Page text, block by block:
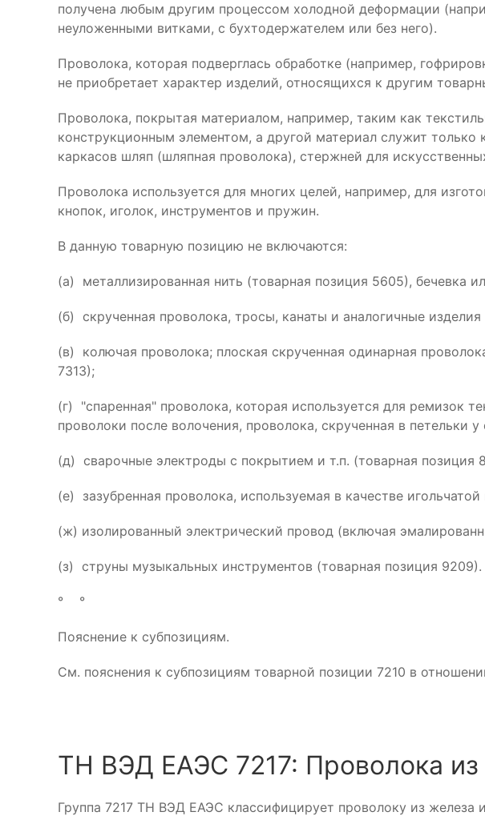
получена любым другим процессом холодной деформации
неуложенными витками, с бухтодержателем или без него).
Проволока, которая подверглась обработке (например,
не приобретает характер изделий, относящихся к другим
Проволока, покрытая материалом, например, таким как
конструкционным элементом, а другой материал служит только
каркасов шляп (шляпная проволока), стержней для
Проволока используется для многих целей, например, для
кнопок, иголок, инструментов и пружин.
В данную товарную позицию не включаются:
(а) металлизированная нить (товарная позиция 5605), бечевка
(б) скрученная проволока, тросы, канаты и аналогичные
(в) колючая проволока; плоская скрученная одинарная
7313);
(г) "спаренная" проволока, которая используется для ремизок
проволоки после волочения, проволока, скрученная в
(д) сварочные электроды с покрытием и т.п. (товарная позиция
(е) зазубренная проволока, используемая в качестве
(ж) изолированный электрический провод (включая
(з) струны музыкальных инструментов (товарная позиция 9209).
° °
Пояснение к субпозициям.
См. пояснения к субпозициям товарной позиции 7210 в
ТН ВЭД ЕАЭС 7217: Проволока
Группа 7217 ТН ВЭД ЕАЭС классифицирует проволоку из железа